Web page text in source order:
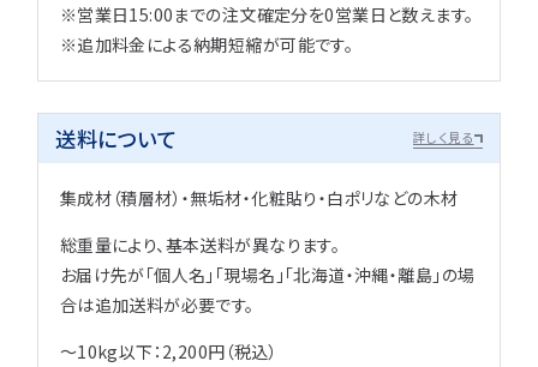
※営業日15:00までの注文確定分を0営業日と数えます。
※追加料金による納期短縮が可能です。
送料について 詳しく見る
集成材（積層材）・無垢材・化粧貼り・白ポリなどの木材
総重量により、基本送料が異なります。
お届け先が「個人名」「現場名」「北海道・沖縄・離島」の場
合は追加送料が必要です。
～10kg以下：2,200円（税込）